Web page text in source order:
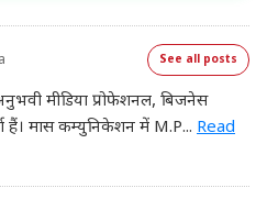
See all posts
मीडिया प्रोफेशनल, बिजनेस
हैं। मास कम्युनिकेशन में M.P... Read